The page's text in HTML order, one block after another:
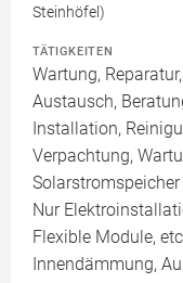
Steinhöfel)
TÄTIGKEITEN
Wartung,
Austausch,
Installation,
Verpachtung,
Nur
Flexible Module,
Innendämmung,